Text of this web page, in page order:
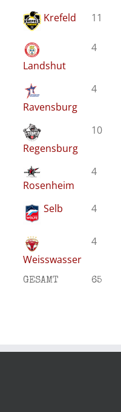
Krefeld 11
Landshut
4
Ravensburg
4
Regensburg
10
Rosenheim
4
Selb 4
Weisswasser
4
GESAMT 65